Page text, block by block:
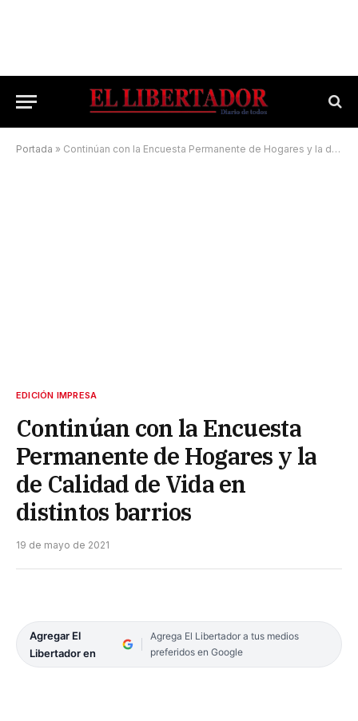
Portada » Continúan con la Encuesta Permanente de Hogares y la de Calidad de Vida en distintos barrios
EDICIÓN IMPRESA
Continúan con la Encuesta
Permanente de Hogares y la
de Calidad de Vida en
distintos barrios
19 de mayo de 2021
Agregar El
Libertador en
Agrega El Libertador a tus medios
preferidos en Google